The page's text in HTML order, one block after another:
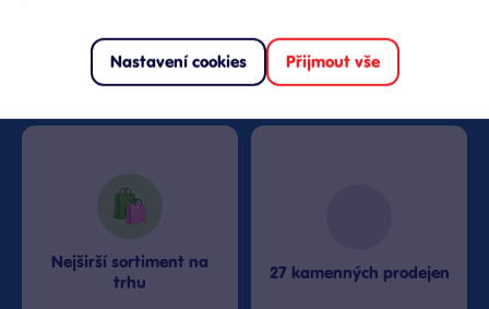
Nejširší sortiment na
trhu
27 kamenných prodejen
Nastavení cookies Přijmout vše